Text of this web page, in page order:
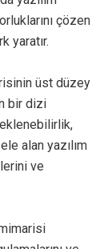
çözen
yaratır.
üst düzey
bir dizi
alan yazılım
ve